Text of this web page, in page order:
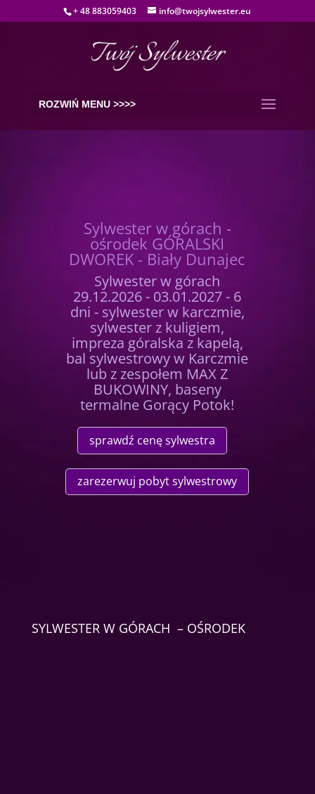
+ 48 883059403 info@twojsylwester.eu
ROZWIŃ MENU >>>>
Sylwester w górach -
ośrodek GÓRALSKI
DWOREK - Biały Dunajec
Sylwester w górach
29.12.2026 - 03.01.2027 - 6
dni - sylwester w karczmie,
sylwester z kuligiem,
impreza góralska z kapelą,
bal sylwestrowy w Karczmie
lub z zespołem MAX Z
BUKOWINY, baseny
termalne Gorący Potok!
sprawdź cenę sylwestra
zarezerwuj pobyt sylwestrowy
SYLWESTER W GÓRACH – OŚRODEK